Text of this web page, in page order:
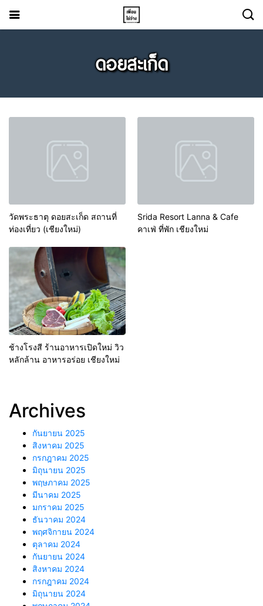
ดอยสะเก็ด
วัดพระธาตุ ดอยสะเก็ด สถานที่
ท่องเที่ยว (เชียงใหม่)
Srida Resort Lanna & Cafe
คาเฟ่ ที่พัก เชียงใหม่
ช้างโรงสี ร้านอาหารเปิดใหม่ วิว
หลักล้าน อาหารอร่อย เชียงใหม่
Archives
กันยายน 2025
สิงหาคม 2025
กรกฎาคม 2025
มิถุนายน 2025
พฤษภาคม 2025
มีนาคม 2025
มกราคม 2025
ธันวาคม 2024
พฤศจิกายน 2024
ตุลาคม 2024
กันยายน 2024
สิงหาคม 2024
กรกฎาคม 2024
มิถุนายน 2024